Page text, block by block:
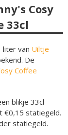
Cosy
33cl
liter van Uiltje
De
Coffee
blikje 33cl
€0,15 statiegeld.
statiegeld.